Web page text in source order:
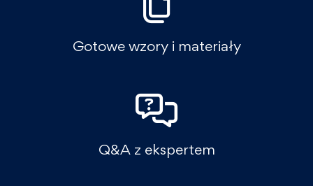
Gotowe wzory i materiały
Q&A z ekspertem